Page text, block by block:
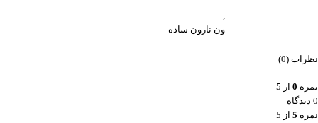
,
ون نارون ساده
نظرات (0)
نمره 0 از 5
0 دیدگاه
نمره 5 از 5